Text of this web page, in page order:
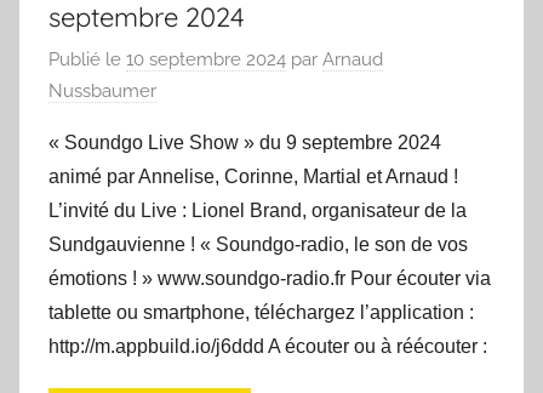
septembre 2024
Publié le 10 septembre 2024 par Arnaud
Nussbaumer
« Soundgo Live Show » du 9 septembre 2024
animé par Annelise, Corinne, Martial et Arnaud !
L’invité du Live : Lionel Brand, organisateur de la
Sundgauvienne ! « Soundgo-radio, le son de vos
émotions ! » www.soundgo-radio.fr Pour écouter via
tablette ou smartphone, téléchargez l’application :
http://m.appbuild.io/j6ddd A écouter ou à réécouter :